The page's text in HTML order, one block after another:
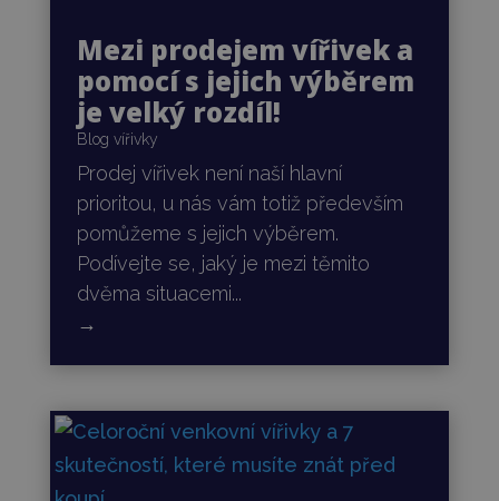
Mezi prodejem vířivek a
pomocí s jejich výběrem
je velký rozdíl!
Blog vířivky
Prodej vířivek není naší hlavní
prioritou, u nás vám totiž především
pomůžeme s jejich výběrem.
Podívejte se, jaký je mezi těmito
dvěma situacemi...
→